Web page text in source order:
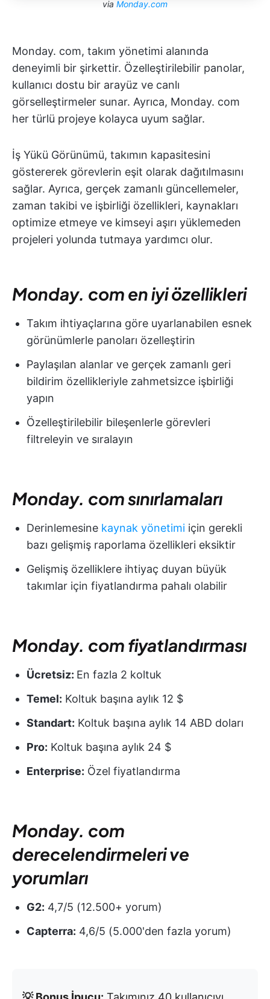
via Monday.com
Monday. com, takım yönetimi alanında
deneyimli bir şirkettir. Özelleştirilebilir panolar,
kullanıcı dostu bir arayüz ve canlı
görselleştirmeler sunar. Ayrıca, Monday. com
her türlü projeye kolayca uyum sağlar.
İş Yükü Görünümü, takımın kapasitesini
göstererek görevlerin eşit olarak dağıtılmasını
sağlar. Ayrıca, gerçek zamanlı güncellemeler,
zaman takibi ve işbirliği özellikleri, kaynakları
optimize etmeye ve kimseyi aşırı yüklemeden
projeleri yolunda tutmaya yardımcı olur.
Monday. com en iyi özellikleri
Takım ihtiyaçlarına göre uyarlanabilen esnek
görünümlerle panoları özelleştirin
Paylaşılan alanlar ve gerçek zamanlı geri
bildirim özellikleriyle zahmetsizce işbirliği
yapın
Özelleştirilebilir bileşenlerle görevleri
filtreleyin ve sıralayın
Monday. com sınırlamaları
Derinlemesine kaynak yönetimi için gerekli
bazı gelişmiş raporlama özellikleri eksiktir
Gelişmiş özelliklere ihtiyaç duyan büyük
takımlar için fiyatlandırma pahalı olabilir
Monday. com fiyatlandırması
Ücretsiz: En fazla 2 koltuk
Temel: Koltuk başına aylık 12 $
Standart: Koltuk başına aylık 14 ABD doları
Pro: Koltuk başına aylık 24 $
Enterprise: Özel fiyatlandırma
Monday. com
derecelendirmeleri ve
yorumları
G2: 4,7/5 (12.500+ yorum)
Capterra: 4,6/5 (5.000'den fazla yorum)